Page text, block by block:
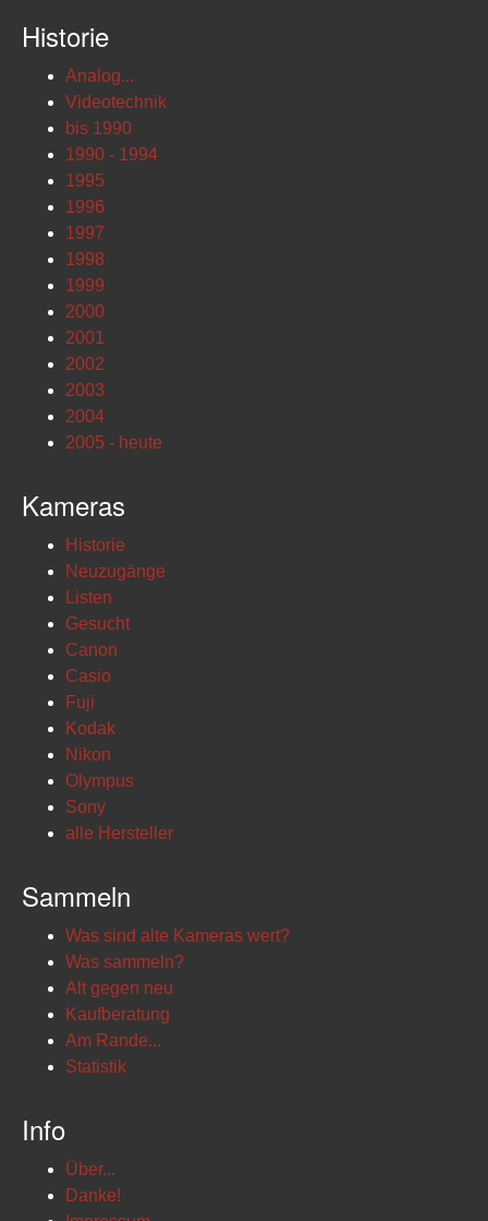
Historie
Analog...
Videotechnik
bis 1990
1990 - 1994
1995
1996
1997
1998
1999
2000
2001
2002
2003
2004
2005 - heute
Kameras
Historie
Neuzugänge
Listen
Gesucht
Canon
Casio
Fuji
Kodak
Nikon
Olympus
Sony
alle Hersteller
Sammeln
Was sind alte Kameras wert?
Was sammeln?
Alt gegen neu
Kaufberatung
Am Rande...
Statistik
Info
Über...
Danke!